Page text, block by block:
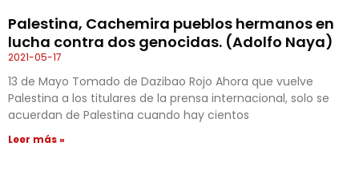
Palestina, Cachemira pueblos hermanos en
lucha contra dos genocidas. (Adolfo Naya)
2021-05-17
13 de Mayo Tomado de Dazibao Rojo Ahora que vuelve
Palestina a los titulares de la prensa internacional, solo se
acuerdan de Palestina cuando hay cientos
Leer más »